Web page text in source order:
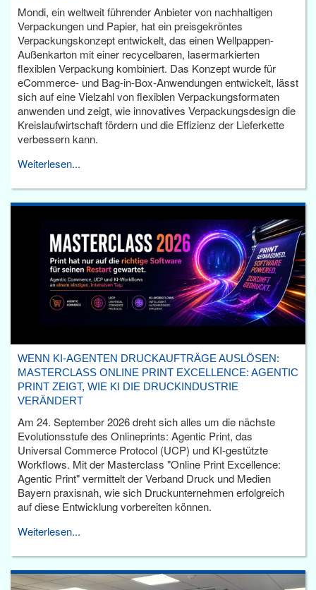
Mondi, ein weltweit führender Anbieter von nachhaltigen
Verpackungen und Papier, hat ein preisgekröntes
Verpackungskonzept entwickelt, das einen Wellpappen-
Außenkarton mit einer recycelbaren, lasermarkierten
flexiblen Verpackung kombiniert. Das Konzept wurde für
eCommerce- und Bag-in-Box-Anwendungen entwickelt, lässt
sich auf eine Vielzahl von flexiblen Verpackungsformaten
anwenden und zeigt, wie innovatives Verpackungsdesign die
Kreislaufwirtschaft fördern und die Effizienz der Lieferkette
verbessern kann.
Weiterlesen...
WENN KI-AGENTEN DRUCKAUFTRÄGE AUSLÖSEN:
MASTERCLASS ONLINE PRINT EXCELLENCE: AGENTIC
PRINT ZEIGT, WIE KI DIE DRUCKINDUSTRIE
VERÄNDERT
Am 24. September 2026 dreht sich alles um die nächste
Evolutionsstufe des Onlineprints: Agentic Print, das
Universal Commerce Protocol (UCP) und KI-gestützte
Workflows. Mit der Masterclass "Online Print Excellence:
Agentic Print" vermittelt der Verband Druck und Medien
Bayern praxisnah, wie sich Druckunternehmen erfolgreich
auf diese Entwicklung vorbereiten können.
Weiterlesen...